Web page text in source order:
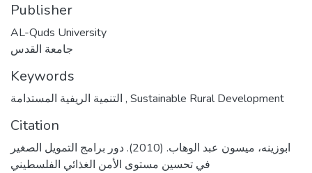
Publisher
AL-Quds University
جامعة القدس
Keywords
, Sustainable Rural Development
Citation
ابوزينه، ميسون عبد الوهاب. (2010). دور برامج التمويل الصغير
في تحسين مستوى الأمن الغذائي الفلسطيني